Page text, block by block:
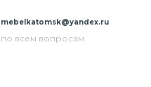
mebelkatomsk@yandex.ru
по всем вопросам